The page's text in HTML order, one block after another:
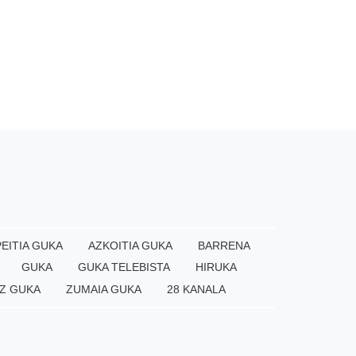
GUKA AZKOITIA GUKA
BARRENA
GUKA GUKA TELEBISTA
HIRUKA
GUKA ZUMAIA GUKA 28 KANALA